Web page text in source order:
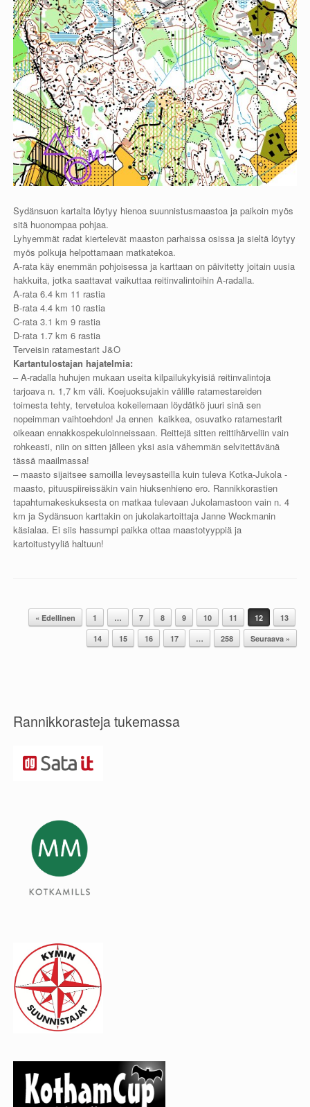
Sydänsuon kartalta löytyy hienoa suunnistusmaastoa ja paikoin myös
sitä huonompaa pohjaa.
Lyhyemmät radat kiertelevät maaston parhaissa osissa ja sieltä löytyy
myös polkuja helpottamaan matkatekoa.
A-rata käy enemmän pohjoisessa ja karttaan on päivitetty joitain uusia
hakkuita, jotka saattavat vaikuttaa reitinvalintoihin A-radalla.
A-rata 6.4 km 11 rastia
B-rata 4.4 km 10 rastia
C-rata 3.1 km 9 rastia
D-rata 1.7 km 6 rastia
Terveisin ratamestarit J&O
Kartantulostajan hajatelmia:
– A-radalla huhujen mukaan useita kilpailukykyisiä reitinvalintoja
tarjoava n. 1,7 km väli. Koejuoksujakin välille ratamestareiden
toimesta tehty, tervetuloa kokeilemaan löydätkö juuri sinä sen
nopeimman vaihtoehdon! Ja ennen kaikkea, osuvatko ratamestarit
oikeaan ennakkospekuloinneissaan. Reittejä sitten reittihärveliin vain
rohkeasti, niin on sitten jälleen yksi asia vähemmän selvitettävänä
tässä maailmassa!
– maasto sijaitsee samoilla leveysasteilla kuin tuleva Kotka-Jukola -
maasto, pituuspiireissäkin vain hiuksenhieno ero. Rannikkorastien
tapahtumakeskuksesta on matkaa tulevaan Jukolamastoon vain n. 4
km ja Sydänsuon karttakin on jukolakartoittaja Janne Weckmanin
käsialaa. Ei siis hassumpi paikka ottaa maastotyyppiä ja
kartoitustyyliä haltuun!
Post navigation
« Edellinen 1 … 7 8 9 10 11 12
13
14
15 16 17 … 258 Seuraava »
Rannikkorasteja tukemassa